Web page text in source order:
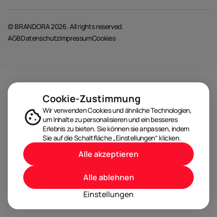
© BRANDORA 2026. All rights reserved.
AGBDatenschutzImpressumCookies
Cookie-Zustimmung
Wir verwenden Cookies und ähnliche Technologien,
um Inhalte zu personalisieren und ein besseres
Erlebnis zu bieten. Sie können sie anpassen, indem
Sie auf die Schaltfläche „Einstellungen“ klicken.
Einstellungen
Alle ablehnen
Alle akzeptieren